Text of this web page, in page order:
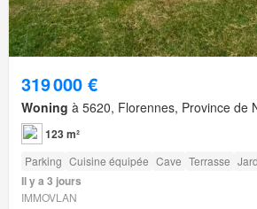
319 000 €
Woning à 5620, Florennes, Province de
123 m²
Parking Cuisine équipée Cave Terrasse
Il y a 3 jours
IMMOVLAN